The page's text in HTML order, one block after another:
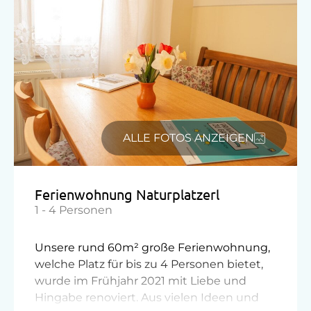
Garten/Wiese
Hausgarten
Hofeigene Produkte
Kinder-Ausstattung
Kinder sind willkommen
Ausstattung der Wohneinheit
Geschirr vorhanden
Gästeküche
Kaffeemaschine
ALLE FOTOS ANZEIGEN
Ferienwohnung Naturplatzerl
1 - 4 Personen
Unsere rund 60m² große Ferienwohnung,
welche Platz für bis zu 4 Personen bietet,
wurde im Frühjahr 2021 mit Liebe und
Hingabe renoviert. Aus vielen Ideen und